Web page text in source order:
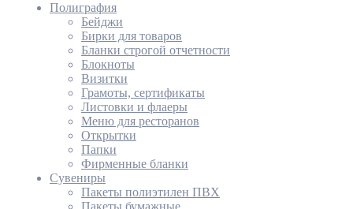
Полиграфия
Бейджи
Бирки для товаров
Бланки строгой отчетности
Блокноты
Визитки
Грамоты, сертификаты
Листовки и флаеры
Меню для ресторанов
Открытки
Папки
Фирменные бланки
Сувениры
Пакеты полиэтилен ПВХ
Пакеты бумажные